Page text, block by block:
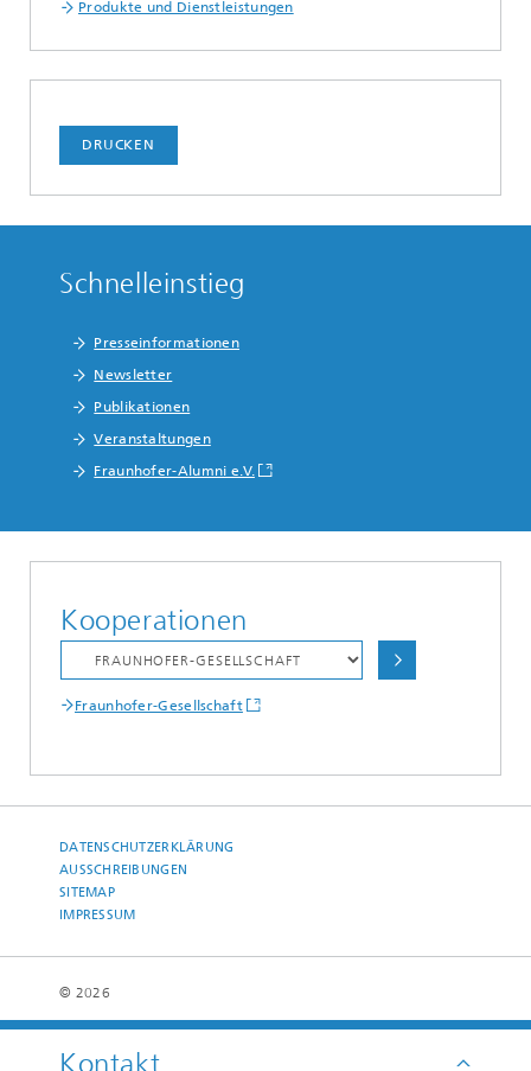
Produkte und Dienstleistungen
Kontakt
DRUCKEN
Schnelleinstieg
Presseinformationen
Newsletter
Publikationen
Veranstaltungen
Fraunhofer-Alumni e.V.
Kooperationen
Fraunhofer-Gesellschaft
DATENSCHUTZERKLÄRUNG
AUSSCHREIBUNGEN
SITEMAP
IMPRESSUM
© 2026